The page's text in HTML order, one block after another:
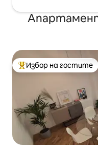
Най-популярен избор
Избор на гостите